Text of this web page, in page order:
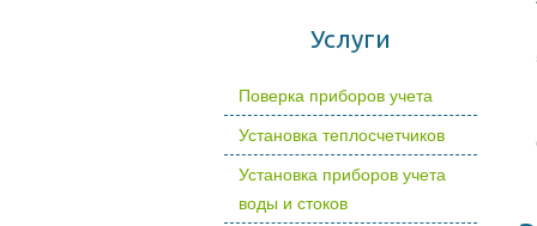
Услуги
Поверка приборов учета
Установка теплосчетчиков
Установка приборов учета
воды и стоков